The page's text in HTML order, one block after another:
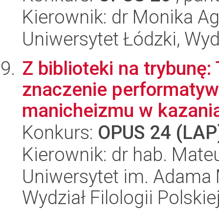
Kierownik: dr Monika
Uniwersytet Łódzki,
Z biblioteki na
znaczenie
manicheizmu w
Konkurs: OPUS 24
Kierownik: dr hab.
Uniwersytet im.
Wydział Filologii